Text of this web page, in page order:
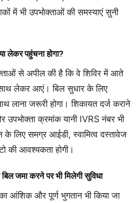
में भी उपभोक्ताओं की समस्याएं सुनी
लेकर पहुंचना होगा?
से अपील की है कि वे शिविर में आते
लेकर आएं। बिल सुधार के लिए
लाना जरूरी होगा। शिकायत दर्ज कराने
उपभोक्ता क्रमांक यानी IVRS नंबर भी
के लिए समग्र आईडी, स्वामित्व दस्तावेज
की आवश्यकता होगी।
बिल जमा करने पर भी मिलेगी सुविधा
का आंशिक और पूर्ण भुगतान भी किया जा